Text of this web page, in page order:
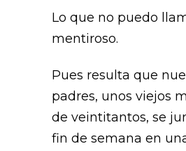
Lo que no puedo
mentiroso.
Pues resulta que
padres, unos viejos
de veintitantos, se
fin de semana en